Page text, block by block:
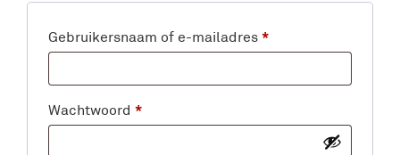
Gebruikersnaam of e-mailadres *
Wachtwoord *